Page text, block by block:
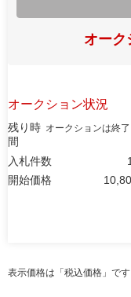
オーク
オークション状況
残り時
間
オークションは終了
入札件数 1
開始価格
表示価格は「税込価格」です